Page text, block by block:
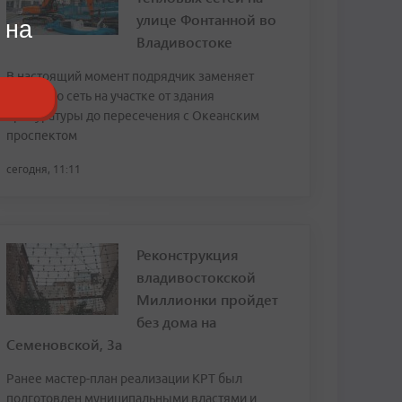
улице Фонтанной во
Владивостоке
В настоящий момент подрядчик заменяет
тепловую сеть на участке от здания
прокуратуры до пересечения с Океанским
проспектом
сегодня, 11:11
Реконструкция
владивостокской
Миллионки пройдет
без дома на
Семеновской, 3а
Ранее мастер-план реализации КРТ был
подготовлен муниципальными властями и